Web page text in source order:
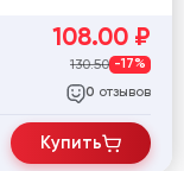
108.00 ₽
130.50 -17%
0 отзывов
Купить